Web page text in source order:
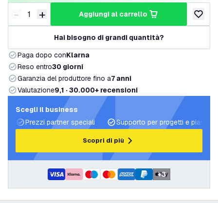
Riduci quantità
- Aumenta quantità
+ aggiungi al carrello
Hai bisogno di grandi quantità?
Paga dopo conKlarna
Reso entro30 giorni
Garanzia del produttore fino a7 anni
Valutazione9,1 · 30.000+ recensioni
Scegli il business
Prezzi partner speciali
Supporto per progetti e piani di
Scopri di più
+3